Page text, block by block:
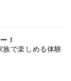
！
族で楽しめる体験